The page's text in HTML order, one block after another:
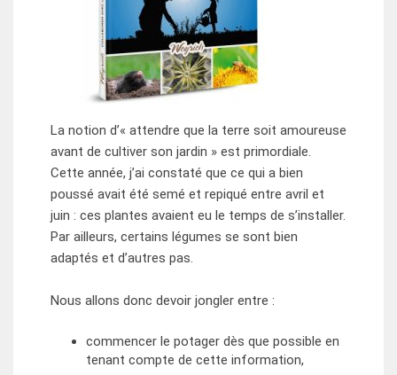
La notion d’« attendre que la terre soit amoureuse
avant de cultiver son jardin » est primordiale.
Cette année, j’ai constaté que ce qui a bien
poussé avait été semé et repiqué entre avril et
juin : ces plantes avaient eu le temps de s’installer.
Par ailleurs, certains légumes se sont bien
adaptés et d’autres pas.
Nous allons donc devoir jongler entre :
commencer le potager dès que possible en
tenant compte de cette information,